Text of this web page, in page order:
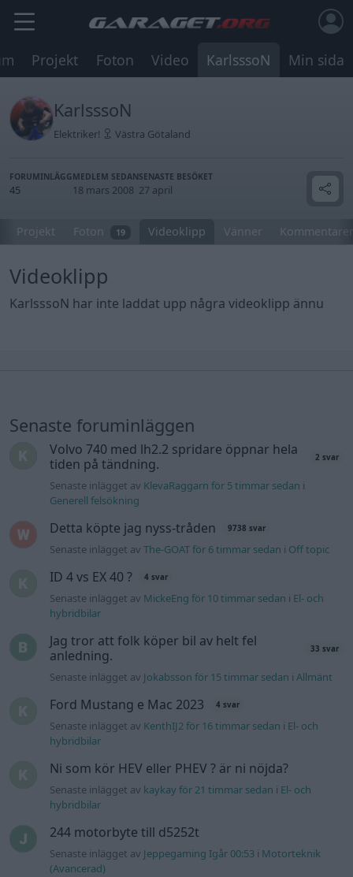
Projekt Foton Video KarlsssoN Min sida
KarlsssoN
Elektriker! Västra Götaland
FORUMINLÄGG
45
MEDLEM SEDAN
18 mars 2008
SENASTE BESÖKET
27 april
Projekt Foton 19 Videoklipp Vänner Kommentarer
Videoklipp
KarlsssoN har inte laddat upp några videoklipp ännu
Senaste foruminläggen
Volvo 740 med lh2.2 spridare öppnar hela
tiden på tändning.
2 svar
Senaste inlägget av KlevaRaggarn för 5 timmar sedan i
Generell felsökning
Detta köpte jag nyss-tråden 9738 svar
Senaste inlägget avThe-GOAT för 6 timmar sedan i Off topic
ID 4 vs EX 40 ? 4 svar
Senaste inlägget av MickeEng för 10 timmar sedan i El- och
hybridbilar
Jag tror att folk köper bil av helt fel
anledning.
33 svar
Senaste inlägget av Jokabsson för 15 timmar sedan iAllmänt
Ford Mustang e Mac 2023 4 svar
Senaste inlägget av KenthIJ2 för 16 timmar sedan i El- och
hybridbilar
Ni som kör HEV eller PHEV ? är ni nöjda?
Senaste inlägget av kaykay för 21 timmar sedan i El- och
hybridbilar
244 motorbyte till d5252t
Senaste inlägget av Jeppegaming Igår 00:53 i Motorteknik
(Avancerad)